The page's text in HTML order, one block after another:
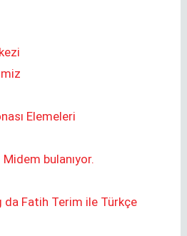
Elemeleri
bulanıyor.
Fatih Terim ile Türkçe